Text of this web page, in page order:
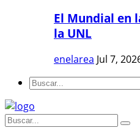
El Mundial en
la UNL
enelarea Jul 7,